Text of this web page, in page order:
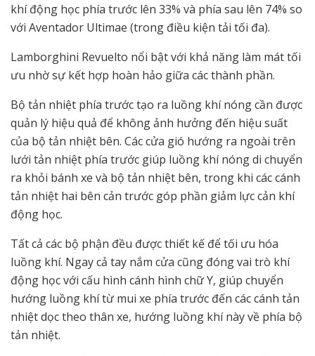
khí động học phía trước lên 33% và phía sau lên 74% so
với Aventador Ultimae (trong điều kiện tải tối đa).
Lamborghini Revuelto nổi bật với khả năng làm mát tối
ưu nhờ sự kết hợp hoàn hảo giữa các thành phần.
Bộ tản nhiệt phía trước tạo ra luồng khí nóng cần được
quản lý hiệu quả để không ảnh hưởng đến hiệu suất
của bộ tản nhiệt bên. Các cửa gió hướng ra ngoài trên
lưới tản nhiệt phía trước giúp luồng khí nóng di chuyển
ra khỏi bánh xe và bộ tản nhiệt bên, trong khi các cánh
tản nhiệt hai bên cản trước góp phần giảm lực cản khí
động học.
Tất cả các bộ phận đều được thiết kế để tối ưu hóa
luồng khí. Ngay cả tay nắm cửa cũng đóng vai trò khí
động học với cấu hình cánh hình chữ Y, giúp chuyển
hướng luồng khí từ mui xe phía trước đến các cánh tản
nhiệt dọc theo thân xe, hướng luồng khí này về phía bộ
tản nhiệt.